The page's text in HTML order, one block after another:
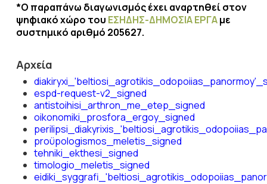
*Ο παραπάνω διαγωνισμός έχει αναρτηθεί στον
ψηφιακό χώρο του ΕΣΗΔΗΣ-ΔΗΜΟΣΙΑ ΕΡΓΑμε
συστημικό αριθμό 205627.
Αρχεία
espd-request-v2_signed
antistoihisi_arthron_me_etep_signed
oikonomiki_prosfora_ergoy_signed
proϋpologismos_meletis_signed
tehniki_ekthesi_signed
timologio_meletis_signed